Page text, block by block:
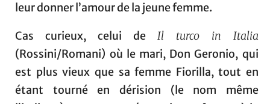
leur donner l’amour de la jeune femme.
Cas curieux, celui de Il turco in Italia
(Rossini/Romani) où le mari, Don Geronio, qui
est plus vieux que sa femme Fiorilla, tout en
étant tourné en dérision (le nom même